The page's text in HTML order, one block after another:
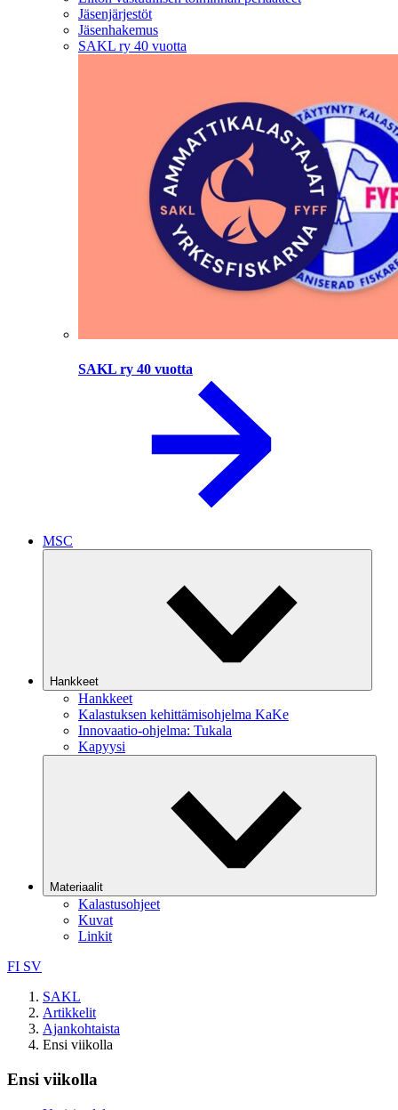
Jäsenjärjestöt
Jäsenhakemus
SAKL ry 40 vuotta
SAKL ry 40 vuotta
MSC
Hankkeet
Hankkeet
Kalastuksen kehittämisohjelma KaKe
Innovaatio-ohjelma: Tukala
Kapyysi
Materiaalit
Kalastusohjeet
Kuvat
Linkit
FI SV
SAKL
Artikkelit
Ajankohtaista
Ensi viikolla
Ensi viikolla